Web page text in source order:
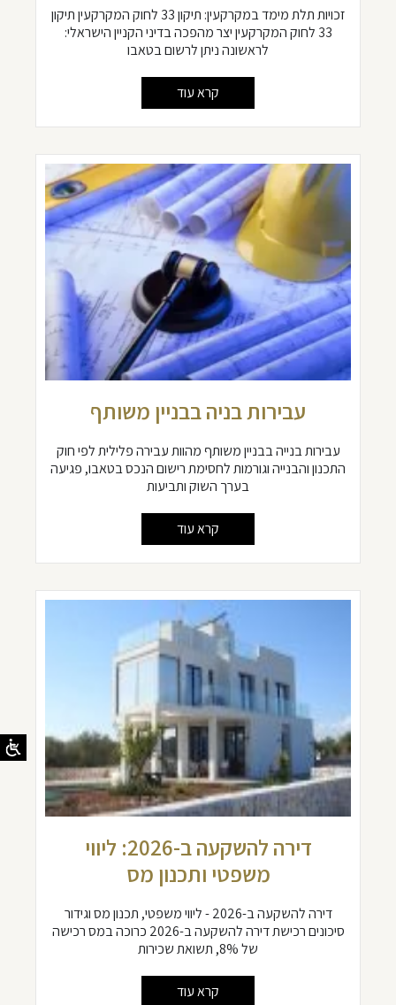
זכויות תלת מימד במקרקעין: תיקון 33 לחוק המקרקעין תיקון
33 לחוק המקרקעין יצר מהפכה בדיני הקניין הישראלי:
לראשונה ניתן לרשום בטאבו
קרא עוד
עבירות בניה בבניין משותף
עבירות בנייה בבניין משותף מהוות עבירה פלילית לפי חוק
התכנון והבנייה וגורמות לחסימת רישום הנכס בטאבו, פגיעה
בערך השוק ותביעות
קרא עוד
דירה להשקעה ב-2026: ליווי
משפטי ותכנון מס
דירה להשקעה ב-2026 - ליווי משפטי, תכנון מס וגידור
סיכונים רכישת דירה להשקעה ב-2026 כרוכה במס רכישה
של 8%, תשואת שכירות
קרא עוד